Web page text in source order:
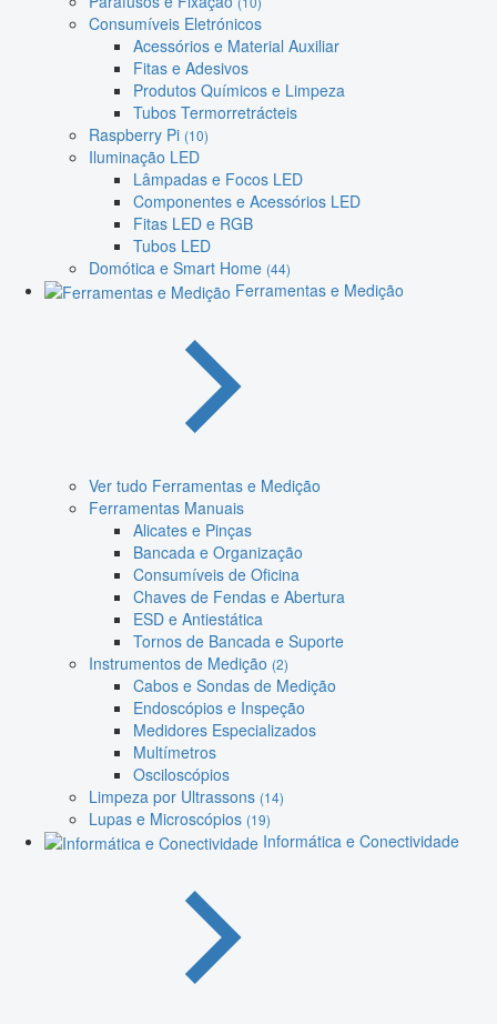
Consumíveis Eletrónicos
Acessórios e Material Auxiliar
Fitas e Adesivos
Produtos Químicos e Limpeza
Tubos Termorretrácteis
Raspberry Pi (10)
Iluminação LED
Lâmpadas e Focos LED
Componentes e Acessórios LED
Fitas LED e RGB
Tubos LED
Domótica e Smart Home (44)
Ferramentas e Medição
Ver tudo Ferramentas e Medição
Ferramentas Manuais
Alicates e Pinças
Bancada e Organização
Consumíveis de Oficina
Chaves de Fendas e Abertura
ESD e Antiestática
Tornos de Bancada e Suporte
Instrumentos de Medição (2)
Cabos e Sondas de Medição
Endoscópios e Inspeção
Medidores Especializados
Multímetros
Osciloscópios
Limpeza por Ultrassons (14)
Lupas e Microscópios (19)
Informática e Conectividade